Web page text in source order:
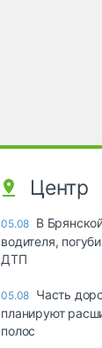
Центр
05.08 В
водителя,
ДТП
05.08 Часть
планируют
полос